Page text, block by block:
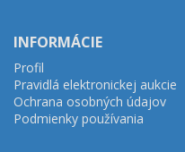
INFORMÁCIE
Profil
Pravidlá elektronickej aukcie
Ochrana osobných údajov
Podmienky používania